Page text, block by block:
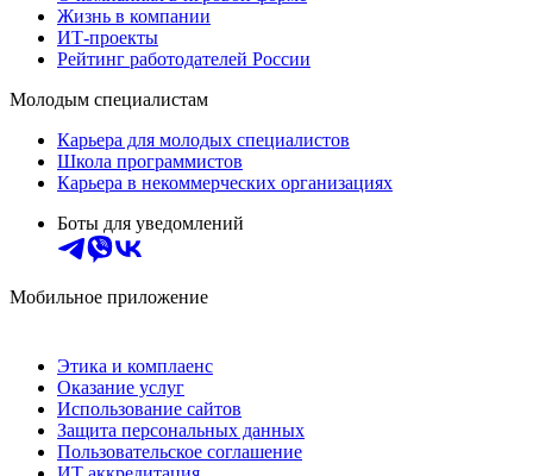
Жизнь в компании
ИТ-проекты
Рейтинг работодателей России
Молодым специалистам
Карьера для молодых специалистов
Школа программистов
Карьера в некоммерческих организациях
Боты для уведомлений
Мобильное приложение
Этика и комплаенс
Оказание услуг
Использование сайтов
Защита персональных данных
Пользовательское соглашение